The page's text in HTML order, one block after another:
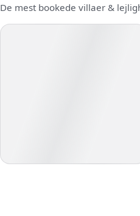
De mest bookede villaer &